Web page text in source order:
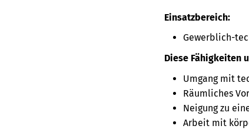
Einsatzbereich:
Gewerblich-
Diese Fähigkeiten
Umgang mit
Räumliches
Neigung zu
Arbeit mit